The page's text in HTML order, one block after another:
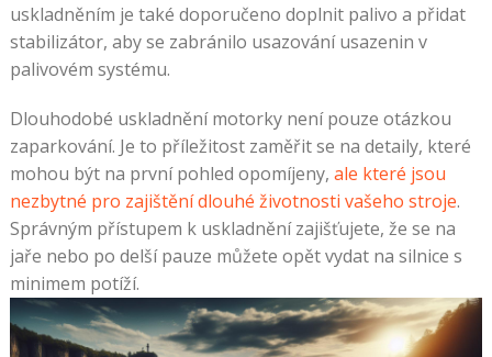
uskladněním je také doporučeno doplnit palivo a přidat
stabilizátor, aby se zabránilo usazování usazenin v
palivovém systému.
Dlouhodobé uskladnění motorky není pouze otázkou
zaparkování. Je to příležitost zaměřit se na detaily, které
mohou být na první pohled opomíjeny, ale které jsou
nezbytné pro zajištění dlouhé životnosti vašeho stroje.
Správným přístupem k uskladnění zajišťujete, že se na
jaře nebo po delší pauze můžete opět vydat na silnice s
minimem potíží.